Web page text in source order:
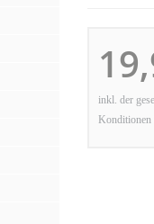
inkl. der